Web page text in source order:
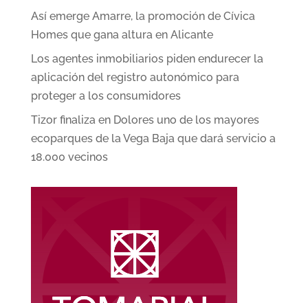
Así emerge Amarre, la promoción de Cívica
Homes que gana altura en Alicante
Los agentes inmobiliarios piden endurecer la
aplicación del registro autonómico para
proteger a los consumidores
Tizor finaliza en Dolores uno de los mayores
ecoparques de la Vega Baja que dará servicio a
18.000 vecinos